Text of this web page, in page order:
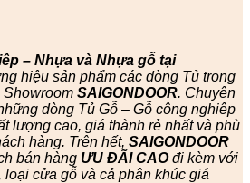
– Nhựa và Nhựa gỗ tại
hiệu sản phẩm các dòng Tủ trong
Showroom SAIGONDOOR. Chuyên
dòng Tủ Gỗ – Gỗ công nghiêp
lượng cao, giá thành rẻ nhất và phù
hàng. Trên hết, SAIGONDOOR
bán hàng ƯU ĐÃI CAOđi kèm với
loại cửa gỗ và cả phân khúc giá